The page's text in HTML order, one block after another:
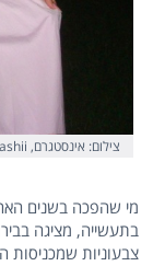
צילום: אינסטגרם, noa.takahashii
מי שהפכה בשנים
בתעשייה, מציגה
צבעוניות